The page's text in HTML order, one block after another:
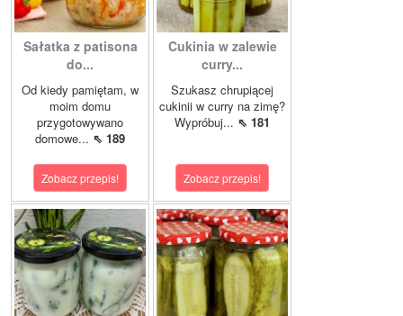
Sałatka z patisona
do...
Od kiedy pamiętam, w
moim domu
przygotowywano
domowe... ⇖ 189
Zobacz przepis!
Cukinia w zalewie
curry...
Szukasz chrupiącej
cukinii w curry na zimę?
Wypróbuj... ⇖ 181
Zobacz przepis!